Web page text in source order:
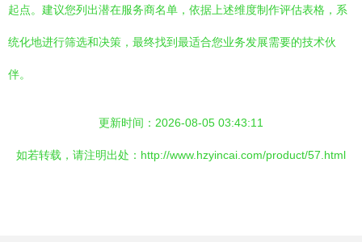
起点。建议您列出潜在服务商名单，依据上述维度制作评估表格，系
统化地进行筛选和决策，最终找到最适合您业务发展需要的技术伙
伴。
更新时间：2026-08-05 03:43:11
如若转载，请注明出处：http://www.hzyincai.com/product/57.html